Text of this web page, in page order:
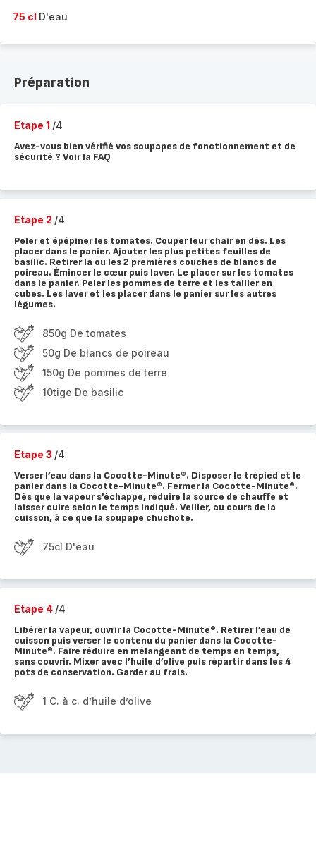
75 cl D'eau
Préparation
Etape 1 /4
Avez-vous bien vérifié vos soupapes de fonctionnement et de
sécurité ? Voir la FAQ
Etape 2 /4
Peler et épépiner les tomates. Couper leur chair en dés. Les
placer dans le panier. Ajouter les plus petites feuilles de
basilic. Retirer la ou les 2 premières couches de blancs de
poireau. Émincer le cœur puis laver. Le placer sur les tomates
dans le panier. Peler les pommes de terre et les tailler en
cubes. Les laver et les placer dans le panier sur les autres
légumes.
850g De tomates
50g De blancs de poireau
150g De pommes de terre
10tige De basilic
Etape 3 /4
Verser l’eau dans la Cocotte-Minute®. Disposer le trépied et le
panier dans la Cocotte-Minute®. Fermer la Cocotte-Minute®.
Dès que la vapeur s’échappe, réduire la source de chauffe et
laisser cuire selon le temps indiqué. Veiller, au cours de la
cuisson, à ce que la soupape chuchote.
75cl D'eau
Etape 4 /4
Libérer la vapeur, ouvrir la Cocotte-Minute®. Retirer l’eau de
cuisson puis verser le contenu du panier dans la Cocotte-
Minute®. Faire réduire en mélangeant de temps en temps,
sans couvrir. Mixer avec l’huile d’olive puis répartir dans les 4
pots de conservation. Garder au frais.
1 C. à c. d’huile d’olive